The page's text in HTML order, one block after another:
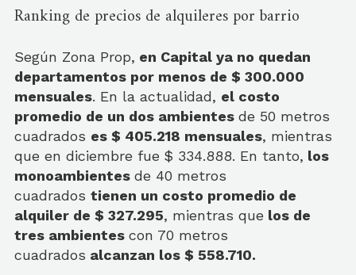
Ranking de precios de alquileres por barrio
Según Zona Prop, en Capital ya no quedan
departamentos por menos de $ 300.000
mensuales. En la actualidad, el costo
promedio de un dos ambientes de 50 metros
cuadrados es $ 405.218 mensuales, mientras
que en diciembre fue $ 334.888. En tanto, los
monoambientes de 40 metros
cuadrados tienen un costo promedio de
alquiler de $ 327.295, mientras que los de
tres ambientes con 70 metros
cuadrados alcanzan los $ 558.710.